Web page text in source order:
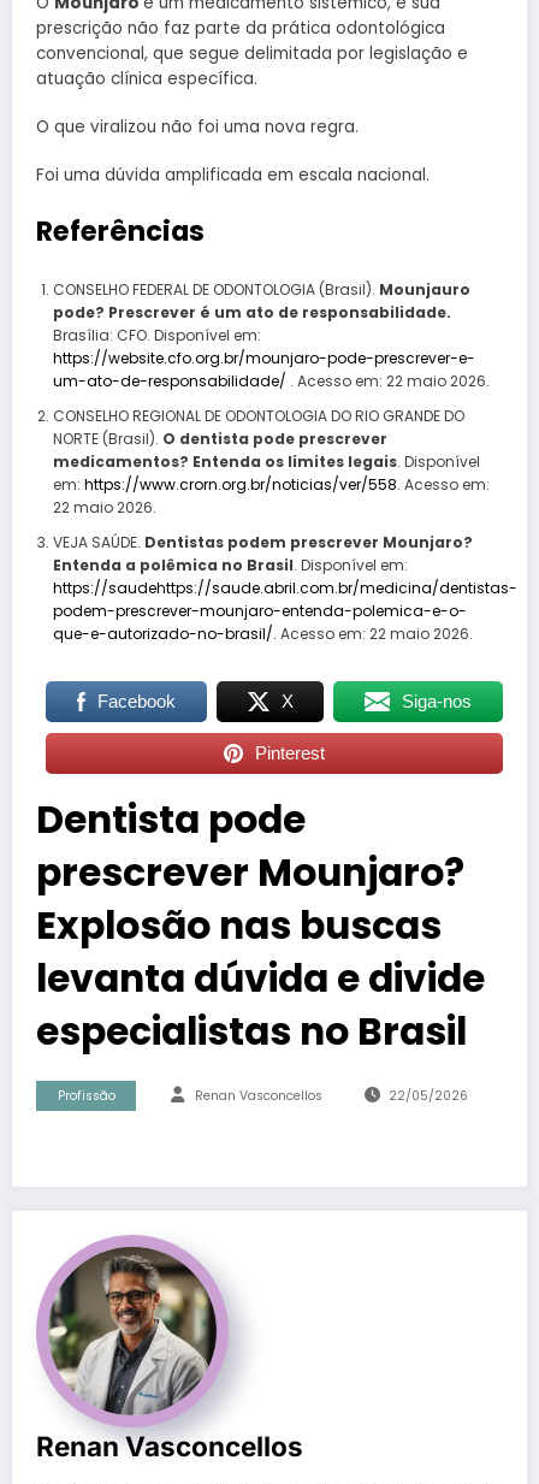
prescrição não faz parte da prática odontológica
convencional, que segue delimitada por legislação e
atuação clínica específica.
O que viralizou não foi uma nova regra.
Foi uma dúvida amplificada em escala nacional.
Referências
CONSELHO FEDERAL DE ODONTOLOGIA (Brasil). Mounjauro
pode? Prescrever é um ato de responsabilidade.
Brasília: CFO. Disponível em:
https://website.cfo.org.br/mounjaro-pode-prescrever-e-
um-ato-de-responsabilidade/ . Acesso em: 22 maio 2026.
CONSELHO REGIONAL DE ODONTOLOGIA DO RIO GRANDE DO
NORTE (Brasil). O dentista pode prescrever
medicamentos? Entenda os limites legais. Disponível
em: https://www.crorn.org.br/noticias/ver/558. Acesso em:
22 maio 2026.
VEJA SAÚDE. Dentistas podem prescrever Mounjaro?
Entenda a polêmica no Brasil. Disponível em:
https://saudehttps://saude.abril.com.br/medicina/dentistas-
podem-prescrever-mounjaro-entenda-polemica-e-o-
que-e-autorizado-no-brasil/. Acesso em: 22 maio 2026.
Facebook X Siga-nos
Pinterest
Dentista pode
prescrever Mounjaro?
Explosão nas buscas
levanta dúvida e divide
especialistas no Brasil
Profissão Renan Vasconcellos 22/05/2026
Renan Vasconcellos